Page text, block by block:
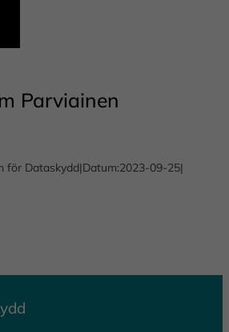
Parviainen
för Dataskydd|Datum:2023-09-25|